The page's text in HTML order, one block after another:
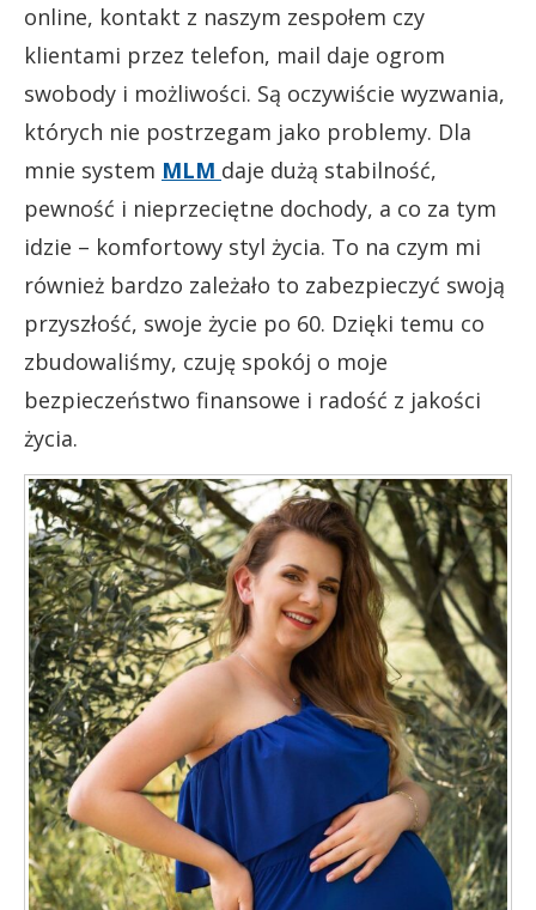
online, kontakt z naszym zespołem czy
klientami przez telefon, mail daje ogrom
swobody i możliwości. Są oczywiście wyzwania,
których nie postrzegam jako problemy. Dla
mnie system MLM daje dużą stabilność,
pewność i nieprzeciętne dochody, a co za tym
idzie – komfortowy styl życia. To na czym mi
również bardzo zależało to zabezpieczyć swoją
przyszłość, swoje życie po 60. Dzięki temu co
zbudowaliśmy, czuję spokój o moje
bezpieczeństwo finansowe i radość z jakości
życia.